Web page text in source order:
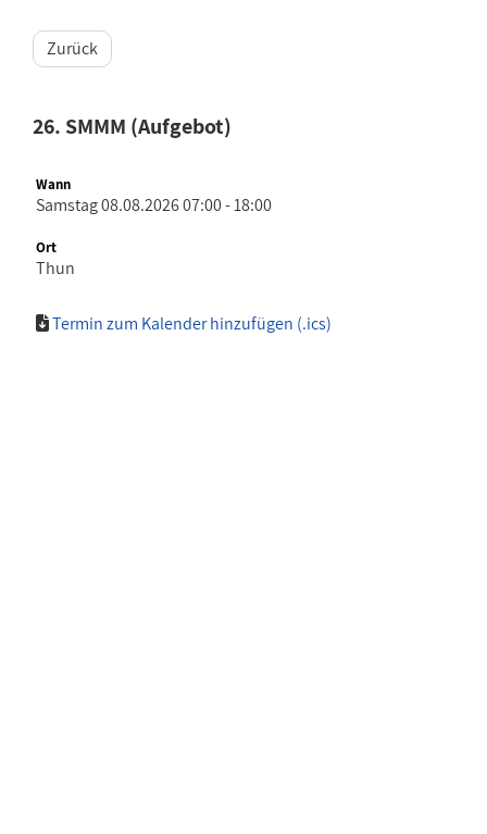
Zurück
26. SMMM (Aufgebot)
Wann
Samstag 08.08.2026 07:00 - 18:00
Ort
Thun
Termin zum Kalender hinzufügen (.ics)